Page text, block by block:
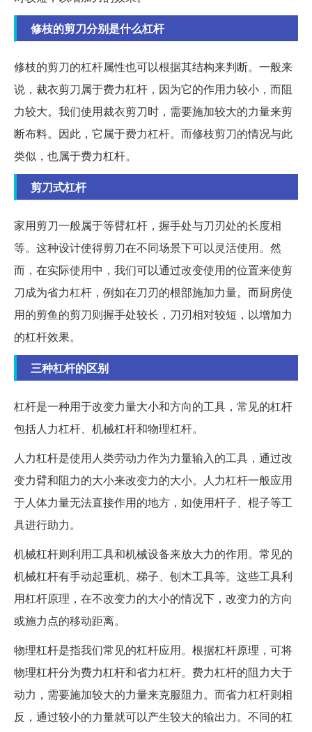
修枝的剪刀分别是什么杠杆
修枝的剪刀的杠杆属性也可以根据其结构来判断。一般来
说，裁衣剪刀属于费力杠杆，因为它的作用力较小，而阻
力较大。我们使用裁衣剪刀时，需要施加较大的力量来剪
断布料。因此，它属于费力杠杆。而修枝剪刀的情况与此
类似，也属于费力杠杆。
剪刀式杠杆
家用剪刀一般属于等臂杠杆，握手处与刀刃处的长度相
等。这种设计使得剪刀在不同场景下可以灵活使用。然
而，在实际使用中，我们可以通过改变使用的位置来使剪
刀成为省力杠杆，例如在刀刃的根部施加力量。而厨房使
用的剪鱼的剪刀则握手处较长，刀刃相对较短，以增加力
的杠杆效果。
三种杠杆的区别
杠杆是一种用于改变力量大小和方向的工具，常见的杠杆
包括人力杠杆、机械杠杆和物理杠杆。
人力杠杆是使用人类劳动力作为力量输入的工具，通过改
变力臂和阻力的大小来改变力的大小。人力杠杆一般应用
于人体力量无法直接作用的地方，如使用杆子、棍子等工
具进行助力。
机械杠杆则利用工具和机械设备来放大力的作用。常见的
机械杠杆有手动起重机、梯子、刨木工具等。这些工具利
用杠杆原理，在不改变力的大小的情况下，改变力的方向
或施力点的移动距离。
物理杠杆是指我们常见的杠杆应用。根据杠杆原理，可将
物理杠杆分为费力杠杆和省力杠杆。费力杠杆的阻力大于
动力，需要施加较大的力量来克服阻力。而省力杠杆则相
反，通过较小的力量就可以产生较大的输出力。不同的杠